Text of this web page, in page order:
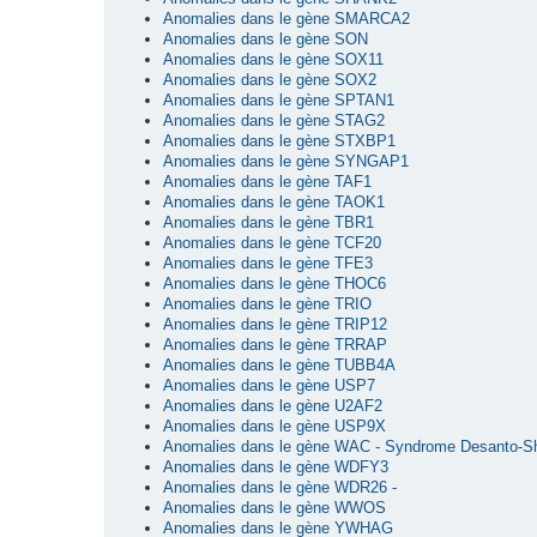
Anomalies dans le gène SMARCA2
Anomalies dans le gène SON
Anomalies dans le gène SOX11
Anomalies dans le gène SOX2
Anomalies dans le gène SPTAN1
Anomalies dans le gène STAG2
Anomalies dans le gène STXBP1
Anomalies dans le gène SYNGAP1
Anomalies dans le gène TAF1
Anomalies dans le gène TAOK1
Anomalies dans le gène TBR1
Anomalies dans le gène TCF20
Anomalies dans le gène TFE3
Anomalies dans le gène THOC6
Anomalies dans le gène TRIO
Anomalies dans le gène TRIP12
Anomalies dans le gène TRRAP
Anomalies dans le gène TUBB4A
Anomalies dans le gène USP7
Anomalies dans le gène U2AF2
Anomalies dans le gène USP9X
Anomalies dans le gène WAC - Syndrome Desanto-
Anomalies dans le gène WDFY3
Anomalies dans le gène WDR26 -
Anomalies dans le gène WWOS
Anomalies dans le gène YWHAG